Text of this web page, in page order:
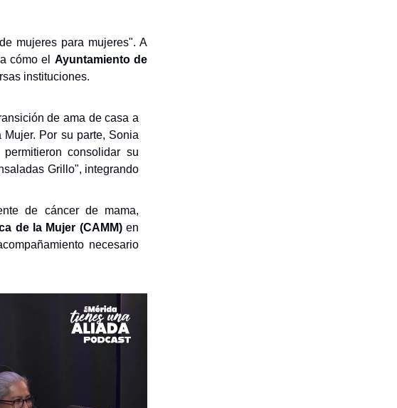
mujeres para mujeres". A
cómo el Ayuntamiento de
instituciones.
de ama de casa a
Por su parte, Sonia
consolidar su
Grillo", integrando
de cáncer de mama,
de la Mujer (CAMM)en
necesario